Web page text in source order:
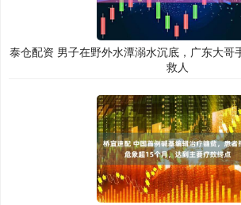
泰仓配资 男子在野外水潭溺水沉底，广东大哥
救人